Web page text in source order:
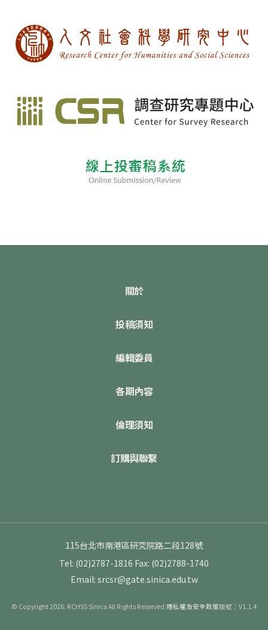
關於
投稿須知
編輯委員
各期內容
倫理須知
訂購與聯繫
115台北市南港區研究院路二段128號
Tel: (02)2787-1816 Fax: (02)2788-1740
Email: srcsr@gate.sinica.edu.tw
© Copyright 2026. RCHSS Sinica All Rights Reserved.隱私權及安全政策版號：V1.1.4